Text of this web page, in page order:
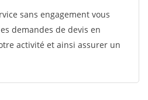
sans engagement vous
demandes de devis en
activité et ainsi assurer un